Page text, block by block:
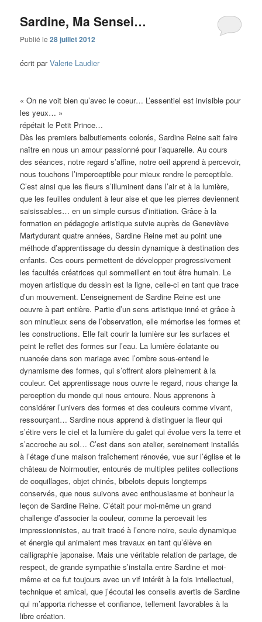
Sardine, Ma Sensei…
Publié le28 juillet 2012
écrit parValerie Laudier
« On ne voit bien qu’avec le coeur… L’essentiel est invisible pour
les yeux… »
répétait le Petit Prince…
Dès les premiers balbutiements colorés, Sardine Reine sait faire
naître en nous un amour passionné pour l’aquarelle. Au cours
des séances, notre regard s’affine, notre oeil apprend à percevoir,
nous touchons l’imperceptible pour mieux rendre le perceptible.
C’est ainsi que les fleurs s’illuminent dans l’air et à la lumière,
que les feuilles ondulent à leur aise et que les pierres deviennent
saisissables… en un simple cursus d’initiation. Grâce à la
formation en pédagogie artistique suivie auprès de Geneviève
Martydurant quatre années, Sardine Reine met au point une
méthode d’apprentissage du dessin dynamique à destination des
enfants. Ces cours permettent de développer progressivement
les facultés créatrices qui sommeillent en tout être humain. Le
moyen artistique du dessin est la ligne, celle-ci en tant que trace
d’un mouvement. L’enseignement de Sardine Reine est une
oeuvre à part entière. Partie d’un sens artistique inné et grâce à
son minutieux sens de l’observation, elle mémorise les formes et
les constructions. Elle fait courir la lumière sur les surfaces et
peint le reflet des formes sur l’eau. La lumière éclatante ou
nuancée dans son mariage avec l’ombre sous-entend le
dynamisme des formes, qui s’offrent alors pleinement à la
couleur. Cet apprentissage nous ouvre le regard, nous change la
perception du monde qui nous entoure. Nous apprenons à
considérer l’univers des formes et des couleurs comme vivant,
ressourçant… Sardine nous apprend à distinguer la fleur qui
s’étire vers le ciel et la lumière du galet qui évolue vers la terre et
s’accroche au sol… C’est dans son atelier, sereinement installés
à l’étage d’une maison fraîchement rénovée, vue sur l’église et le
château de Noirmoutier, entourés de multiples petites collections
de coquillages, objet chinés, bibelots depuis longtemps
conservés, que nous suivons avec enthousiasme et bonheur la
leçon de Sardine Reine. C’était pour moi-même un grand
challenge d’associer la couleur, comme la percevait les
impressionnistes, au trait tracé à l’encre noire, seule dynamique
et énergie qui animaient mes travaux en tant qu’élève en
calligraphie japonaise. Mais une véritable relation de partage, de
respect, de grande sympathie s’installa entre Sardine et moi-
même et ce fut toujours avec un vif intérêt à la fois intellectuel,
technique et amical, que j’écoutai les conseils avertis de Sardine
qui m’apporta richesse et confiance, tellement favorables à la
libre création.